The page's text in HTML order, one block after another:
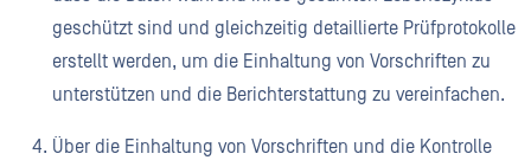
geschützt sind und gleichzeitig detaillierte Prüfprotokolle
erstellt werden, um die Einhaltung von Vorschriften zu
unterstützen und die Berichterstattung zu vereinfachen.
Über die Einhaltung von Vorschriften und die Kontrolle